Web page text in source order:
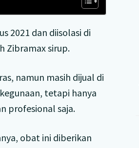
2021 dan diisolasi di
Zibramax sirup.
namun masih dijual di
tetapi hanya
profesional saja.
obat ini diberikan